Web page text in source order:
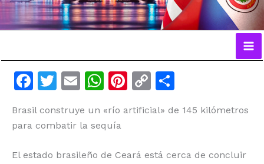
F
c
b
T
itt
E
ai
W
at
s
A
Pi
te
st
C
p
Li
m
ar
Brasil construye un «río artificial» de 145 kilómetros
para combatir la sequía
El estado brasileño de Ceará está cerca de concluir